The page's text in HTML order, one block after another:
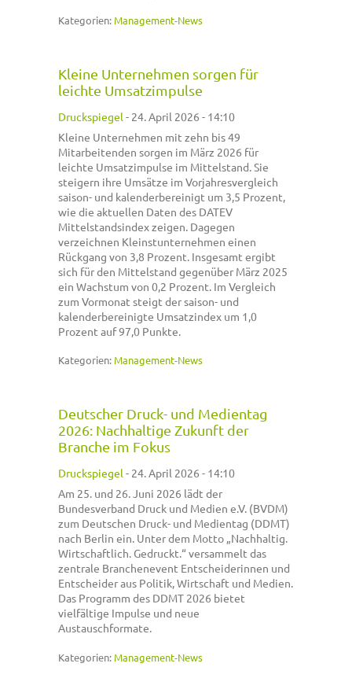
Kategorien:Management-News
Kleine Unternehmen sorgen für
leichte Umsatzimpulse
Druckspiegel - 24. April 2026 - 14:10
Kleine Unternehmen mit zehn bis 49
Mitarbeitenden sorgen im März 2026 für
leichte Umsatzimpulse im Mittelstand. Sie
steigern ihre Umsätze im Vorjahresvergleich
saison- und kalenderbereinigt um 3,5 Prozent,
wie die aktuellen Daten des DATEV
Mittelstandsindex zeigen. Dagegen
verzeichnen Kleinstunternehmen einen
Rückgang von 3,8 Prozent. Insgesamt ergibt
sich für den Mittelstand gegenüber März 2025
ein Wachstum von 0,2 Prozent. Im Vergleich
zum Vormonat steigt der saison- und
kalenderbereinigte Umsatzindex um 1,0
Prozent auf 97,0 Punkte.
Kategorien:Management-News
Deutscher Druck- und Medientag
2026: Nachhaltige Zukunft der
Branche im Fokus
Druckspiegel - 24. April 2026 - 14:10
Am 25. und 26. Juni 2026 lädt der
Bundesverband Druck und Medien e.V. (BVDM)
zum Deutschen Druck- und Medientag (DDMT)
nach Berlin ein. Unter dem Motto „Nachhaltig.
Wirtschaftlich. Gedruckt.“ versammelt das
zentrale Branchenevent Entscheiderinnen und
Entscheider aus Politik, Wirtschaft und Medien.
Das Programm des DDMT 2026 bietet
vielfältige Impulse und neue
Austauschformate.
Kategorien: Management-News